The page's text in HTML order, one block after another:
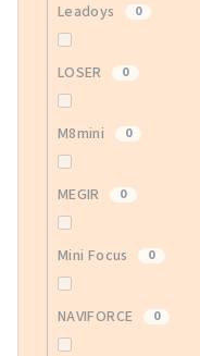
Leadoys 0
LOSER 0
M8mini 0
MEGIR 0
Mini Focus 0
NAVIFORCE 0